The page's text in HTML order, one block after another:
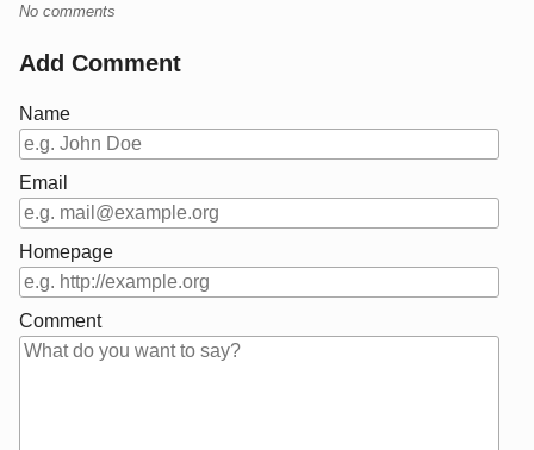
No comments
Add Comment
Name
Email
Homepage
Comment